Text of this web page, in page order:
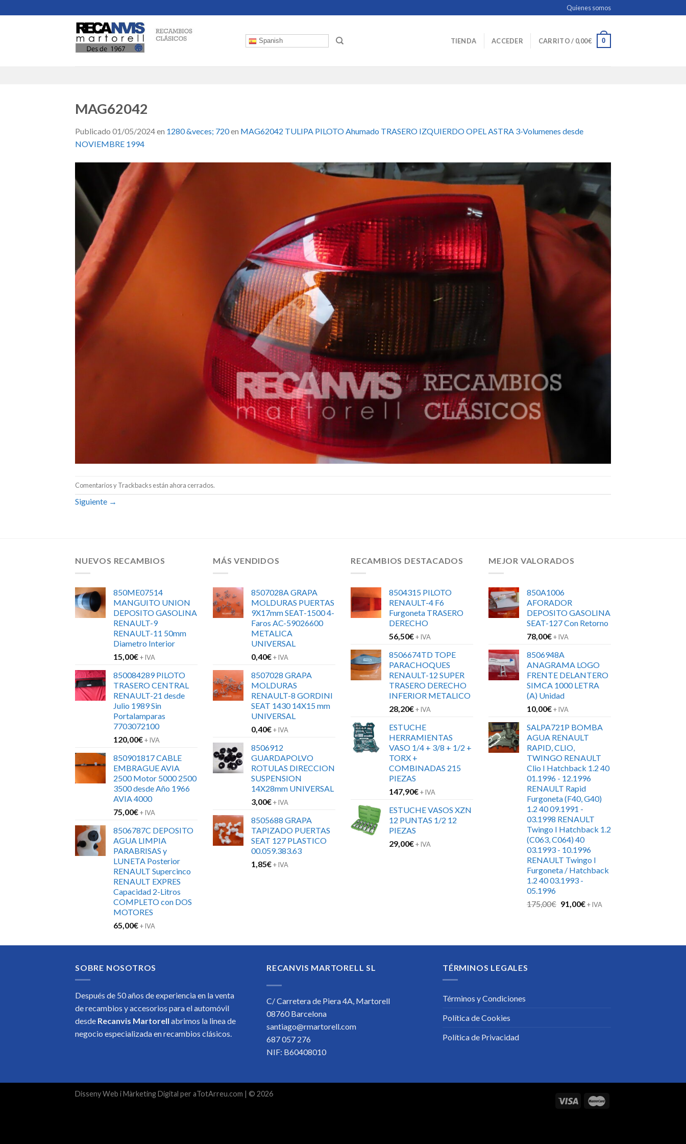
to
Quienes somos
Spanish TIENDA ACCEDER CARRITO / 0,00€ 0
MAG62042
Publicado 01/05/2024en 1280 &veces; 720en MAG62042 TULIPA PILOTO Ahumado TRASERO IZQUIERDO OPEL ASTRA 3-Volumenes desde
NOVIEMBRE 1994
Comentarios y Trackbacks están ahora cerrados.
Siguiente →
NUEVOS RECAMBIOS
850ME07514
MANGUITO UNION
DEPOSITO GASOLINA
RENAULT-9
RENAULT-11 50mm
Diametro Interior
15,00€+ IVA
850084289 PILOTO
TRASERO CENTRAL
RENAULT-21 desde
Julio 1989 Sin
Portalamparas
7703072100
120,00€+ IVA
850901817 CABLE
EMBRAGUE AVIA
2500 Motor 5000 2500
3500 desde Año 1966
AVIA 4000
75,00€+ IVA
8506787C DEPOSITO
AGUA LIMPIA
PARABRISAS y
LUNETA Posterior
RENAULT Supercinco
RENAULT EXPRES
Capacidad 2-Litros
COMPLETO con DOS
MOTORES
65,00€+ IVA
MÁS VENDIDOS
8507028A GRAPA
MOLDURAS PUERTAS
9X17mm SEAT-1500 4-
Faros AC-59026600
METALICA
UNIVERSAL
0,40€+ IVA
8507028 GRAPA
MOLDURAS
RENAULT-8 GORDINI
SEAT 1430 14X15 mm
UNIVERSAL
0,40€+ IVA
8506912
GUARDAPOLVO
ROTULAS DIRECCION
SUSPENSION
14X28mm UNIVERSAL
3,00€+ IVA
8505688 GRAPA
TAPIZADO PUERTAS
SEAT 127 PLASTICO
00.059.383.63
1,85€+ IVA
RECAMBIOS DESTACADOS
8504315 PILOTO
RENAULT-4 F6
Furgoneta TRASERO
DERECHO
56,50€+ IVA
8506674TD TOPE
PARACHOQUES
RENAULT-12 SUPER
TRASERO DERECHO
INFERIOR METALICO
28,20€+ IVA
ESTUCHE
HERRAMIENTAS
VASO 1/4 + 3/8 + 1/2 +
TORX +
COMBINADAS 215
PIEZAS
147,90€+ IVA
ESTUCHE VASOS XZN
12 PUNTAS 1/2 12
PIEZAS
29,00€+ IVA
MEJOR VALORADOS
850A1006
AFORADOR
DEPOSITO GASOLINA
SEAT-127 Con Retorno
78,00€+ IVA
8506948A
ANAGRAMA LOGO
FRENTE DELANTERO
SIMCA 1000 LETRA
(A) Unidad
10,00€+ IVA
SALPA721P BOMBA
AGUA RENAULT
RAPID, CLIO,
TWINGO RENAULT
Clio I Hatchback 1.2 40
01.1996 - 12.1996
RENAULT Rapid
Furgoneta (F40, G40)
1.2 40 09.1991 -
03.1998 RENAULT
Twingo I Hatchback 1.2
(C063, C064) 40
03.1993 - 10.1996
RENAULT Twingo I
Furgoneta / Hatchback
1.2 40 03.1993 -
05.1996
175,00€ El
175,00€.
91,00€El
91,00€.
+ IVA
SOBRE NOSOTROS
Después de 50 años de experiencia en la venta
de recambios y accesorios para el automóvil
desde Recanvis Martorell abrimos la linea de
negocio especializada en recambios clásicos.
RECANVIS MARTORELL SL
C/ Carretera de Piera 4A, Martorell
08760 Barcelona
santiago@rmartorell.com
687 057 276
NIF: B60408010
TÉRMINOS LEGALES
Términos y Condiciones
Política de Cookies
Política de Privacidad
Disseny Web iMàrketing Digital per aTotArreu.com | © 2026